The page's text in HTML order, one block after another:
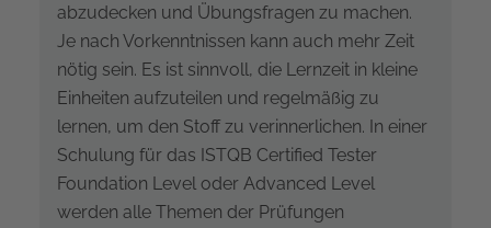
abzudecken und Übungsfragen zu machen.
Je nach Vorkenntnissen kann auch mehr Zeit
nötig sein. Es ist sinnvoll, die Lernzeit in kleine
Einheiten aufzuteilen und regelmäßig zu
lernen, um den Stoff zu verinnerlichen. In einer
Schulung für das ISTQB Certified Tester
Foundation Level oder Advanced Level
werden alle Themen der Prüfungen